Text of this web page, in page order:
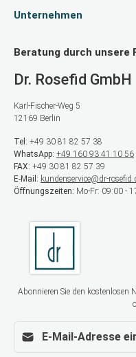
Unternehmen
Beratung durch unsere
Dr. Rosefid GmbH
Karl-Fischer-Weg 5
12169 Berlin
Tel: +49 30 81 82 57 38
WhatsApp: +49 160 93 41 10 56
FAX: +49 30 81 82 57 39
E-Mail: kundenservice@dr-
Öffnungszeiten: Mo-Fr: 09:00 -
Abonnieren Sie den kostenlosen